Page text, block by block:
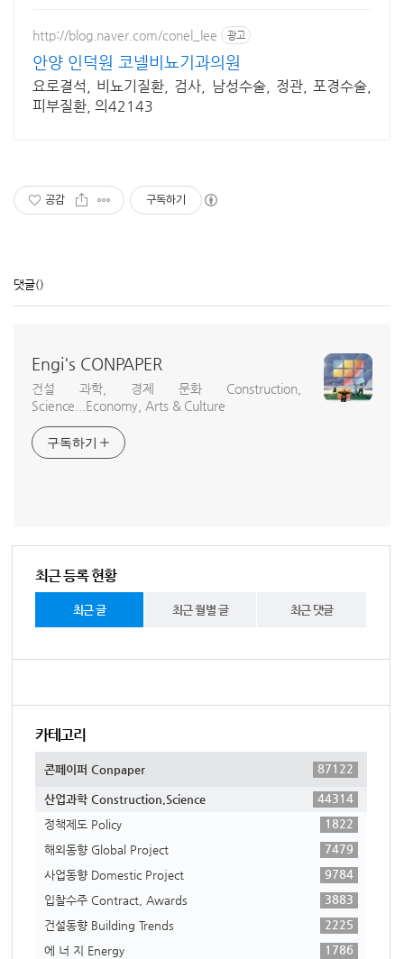
http://blog.naver.com/conel_lee 광고
안양 인덕원 코넬비뇨기과의원
요로결석, 비뇨기질환, 검사, 남성수술, 정관, 포경수술,
피부질환, 의42143
공감 구독하기
댓글()
Engi's CONPAPER
건설 과학, 경제 문화 Construction,
Science...Economy, Arts & Culture
구독하기
최근 등록 현황
최근 글 최근 월별 글 최근 댓글
카테고리
콘페이퍼 Conpaper 87122
산업과학 Construction,Science
44314
정책제도 Policy
1822
해외동향 Global Project
7479
사업동향 Domestic Project
9784
입찰수주 Contract, Awards
3883
건설동향 Building Trends
2225
에 너 지 Energy
1786